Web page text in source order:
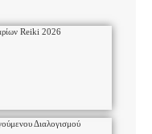
Reiki 2026
Διαλογισμού